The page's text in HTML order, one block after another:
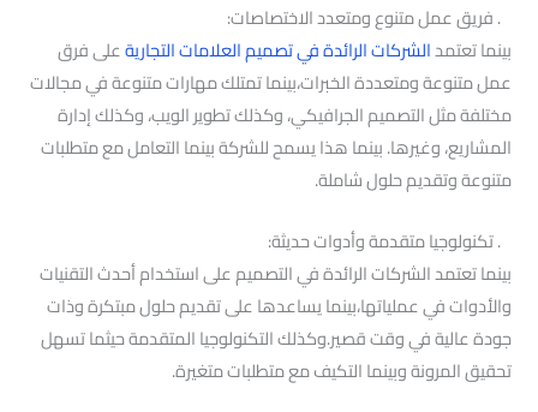
. فريق عمل متنوع ومتعدد الاختصاصات:
بينما تعتمدالشركات الرائدة في تصميم العلامات التجاريةعلى فرق
عمل متنوعة ومتعددة الخبرات،بينما تمتلك مهارات متنوعة في مجالات
مختلفة مثل التصميم الجرافيكي، وكذلك تطوير الويب، وكذلك إدارة
المشاريع، وغيرها. بينما هذا يسمح للشركة بينما التعامل مع متطلبات
متنوعة وتقديم حلول شاملة.
. تكنولوجيا متقدمة وأدوات حديثة:
بينما تعتمد الشركات الرائدة في التصميم على استخدام أحدث التقنيات
والأدوات في عملياتها،بينما يساعدها على تقديم حلول مبتكرة وذات
جودة عالية في وقت قصير.وكذلك التكنولوجيا المتقدمة حيثما تسهل
تحقيق المرونة وبينما التكيف مع متطلبات متغيرة.